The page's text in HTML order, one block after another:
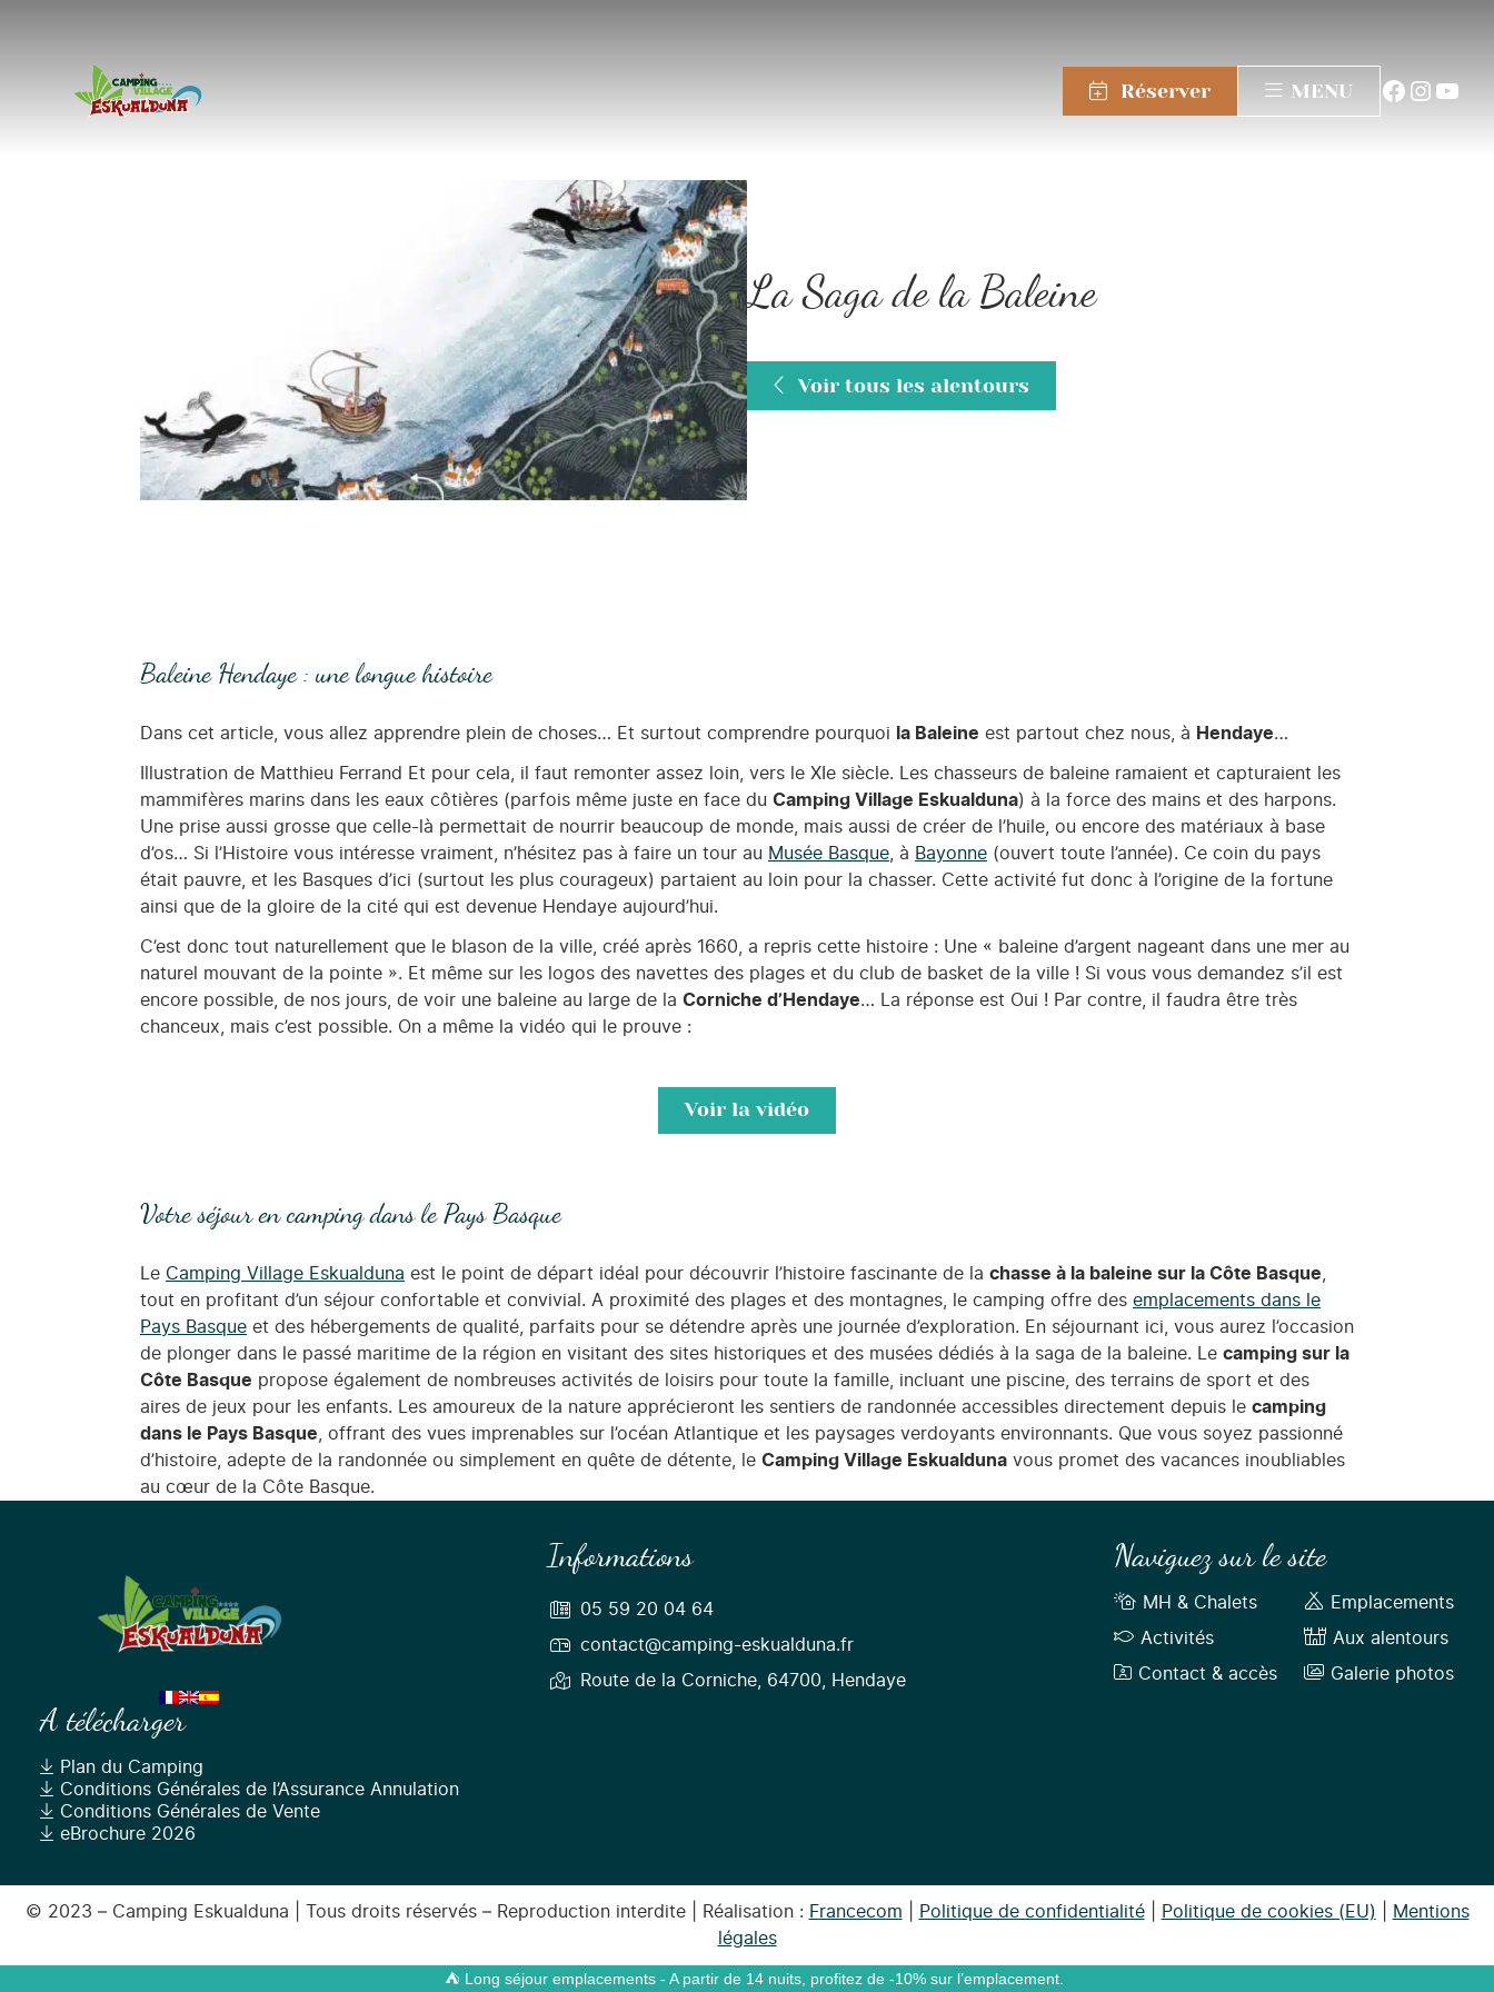
Réserver MENU
La Saga de la Baleine
Voir tous les alentours
Baleine Hendaye : une longue histoire
Dans cet article, vous allez apprendre plein de choses… Et surtout comprendre pourquoi la Baleine est partout chez nous, à Hendaye…
Illustration de Matthieu Ferrand Et pour cela, il faut remonter assez loin, vers le XIe siècle. Les chasseurs de baleine ramaient et capturaient les
mammifères marins dans les eaux côtières (parfois même juste en face du Camping Village Eskualduna) à la force des mains et des harpons.
Une prise aussi grosse que celle-là permettait de nourrir beaucoup de monde, mais aussi de créer de l’huile, ou encore des matériaux à base
d’os… Si l’Histoire vous intéresse vraiment, n’hésitez pas à faire un tour au Musée Basque , à Bayonne (ouvert toute l’année). Ce coin du pays
était pauvre, et les Basques d’ici (surtout les plus courageux) partaient au loin pour la chasser. Cette activité fut donc à l’origine de la fortune
ainsi que de la gloire de la cité qui est devenue Hendaye aujourd’hui.
C’est donc tout naturellement que le blason de la ville, créé après 1660, a repris cette histoire : Une « baleine d’argent nageant dans une mer au
naturel mouvant de la pointe ». Et même sur les logos des navettes des plages et du club de basket de la ville ! Si vous vous demandez s’il est
encore possible, de nos jours, de voir une baleine au large de la Corniche d’Hendaye… La réponse est Oui ! Par contre, il faudra être très
chanceux, mais c’est possible. On a même la vidéo qui le prouve :
Voir la vidéo
Votre séjour en camping dans le Pays Basque
Le Camping Village Eskualduna est le point de départ idéal pour découvrir l’histoire fascinante de la chasse à la baleine sur la Côte Basque
tout en profitant d’un séjour confortable et convivial. A proximité des plages et des montagnes, le camping offre des emplacements dans le
Pays Basque et des hébergements de qualité, parfaits pour se détendre après une journée d’exploration. En séjournant ici, vous aurez l’occasion
de plonger dans le passé maritime de la région en visitant des sites historiques et des musées dédiés à la saga de la baleine. Le camping sur la
Côte Basque propose également de nombreuses activités de loisirs pour toute la famille, incluant une piscine, des terrains de sport et des
aires de jeux pour les enfants. Les amoureux de la nature apprécieront les sentiers de randonnée accessibles directement depuis le camping
dans le Pays Basque , offrant des vues imprenables sur l’océan Atlantique et les paysages verdoyants environnants. Que vous soyez passionné
d’histoire, adepte de la randonnée ou simplement en quête de détente, le Camping Village Eskualduna vous promet des vacances inoubliables
au cœur de la Côte Basque.
Informations
05 59 20 04 64
contact@camping-eskualduna.fr
Route de la Corniche, 64700, Hendaye
Naviguez sur le site
MH & Chalets
Emplacements
Activités
Aux alentours
Contact & accès
Galerie photos
A télécharger
Plan du Camping
Conditions Générales de l’Assurance Annulation
Conditions Générales de Vente
eBrochure 2026
© 2023 – Camping Eskualduna | Tous droits réservés – Reproduction interdite | Réalisation : Francecom Politique de confidentialité| Politique de cookies (EU)
Mentions
légales
⛺ Long séjour emplacements - A partir de 14 nuits, profitez de -10% sur l’emplacement.